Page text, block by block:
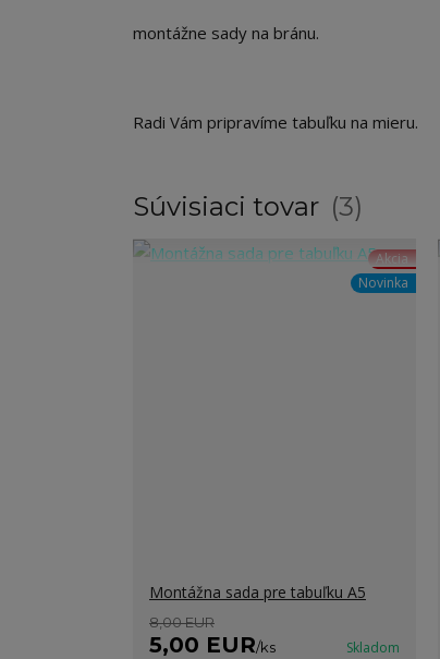
montážne sady na bránu.
Radi Vám pripravíme tabuľku na mieru.
Súvisiaci tovar 3
Akcia
Novinka
Montážna sada pre tabuľku A5
8,00 EUR
5,00 EUR/ks Skladom